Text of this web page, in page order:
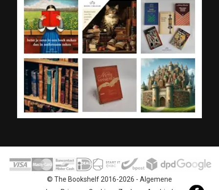
© The Bookshelf 2016-2026 - Algemene